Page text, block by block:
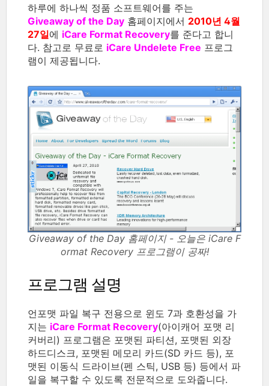
하루에 하나씩 정품 소프트웨어를 주는
Giveaway of the Day 홈페이지에서 2010년 4월
27일에 iCare Format Recovery를 준다고 합니
다. 참고로 무료로 iCare Undelete Free 프로그
램이 제공됩니다.
Giveaway of the Day 홈페이지 - 오늘은 iCare F
ormat Recovery 프로그램이 공짜!
프로그램 설명
언포맷 파일 복구 전용으로 윈도 7과 호환성을 가
지는 iCare Format Recovery(아이캐어 포맷 리
커버리) 프로그램은 포맷된 파티션, 포맷된 외장
하드디스크, 포맷된 메모리 카드(SD 카드 등), 포
맷된 이동식 드라이브(펜 스틱, USB 등) 등에서 파
일을 복구할 수 있도록 전문적으로 도와줍니다.